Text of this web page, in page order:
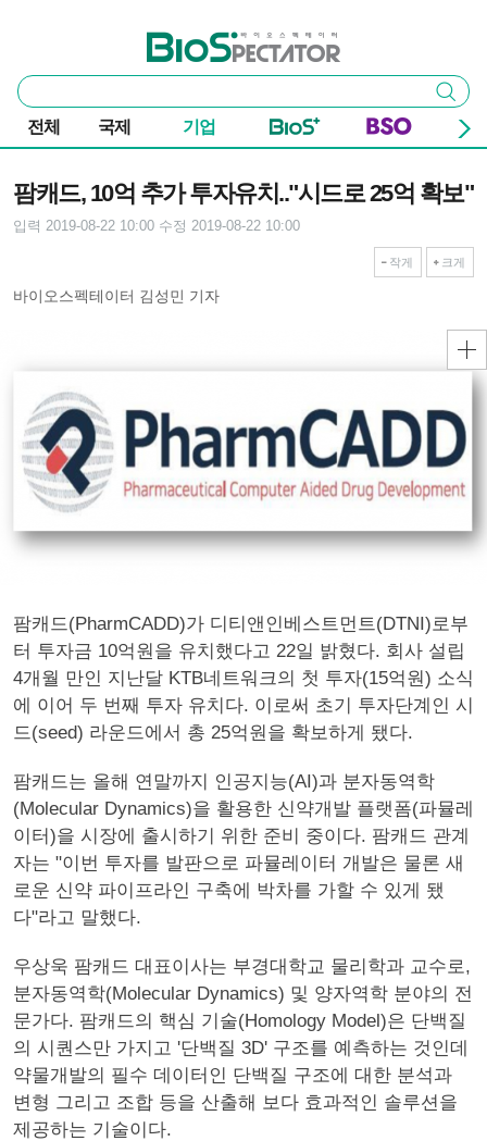
바이오스펙테이터
통
합
검
색
검색
전체 국제 기업
팜캐드, 10억 추가 투자유치.."시드로 25억 확보"
입력 2019-08-22 10:00 수정 2019-08-22 10:00
작게 크게
바이오스펙테이터 김성민 기자
팜캐드(PharmCADD)가 디티앤인베스트먼트(DTNI)로부
터 투자금 10억원을 유치했다고 22일 밝혔다. 회사 설립
4개월 만인 지난달 KTB네트워크의 첫 투자(15억원) 소식
에 이어 두 번째 투자 유치다. 이로써 초기 투자단계인 시
드(seed) 라운드에서 총 25억원을 확보하게 됐다.
팜캐드는 올해 연말까지 인공지능(AI)과 분자동역학
(Molecular Dynamics)을 활용한 신약개발 플랫폼(파뮬레
이터)을 시장에 출시하기 위한 준비 중이다. 팜캐드 관계
자는 "이번 투자를 발판으로 파뮬레이터 개발은 물론 새
로운 신약 파이프라인 구축에 박차를 가할 수 있게 됐
다"라고 말했다.
우상욱 팜캐드 대표이사는 부경대학교 물리학과 교수로,
분자동역학(Molecular Dynamics) 및 양자역학 분야의 전
문가다. 팜캐드의 핵심 기술(Homology Model)은 단백질
의 시퀀스만 가지고 '단백질 3D' 구조를 예측하는 것인데
약물개발의 필수 데이터인 단백질 구조에 대한 분석과
변형 그리고 조합 등을 산출해 보다 효과적인 솔루션을
제공하는 기술이다.